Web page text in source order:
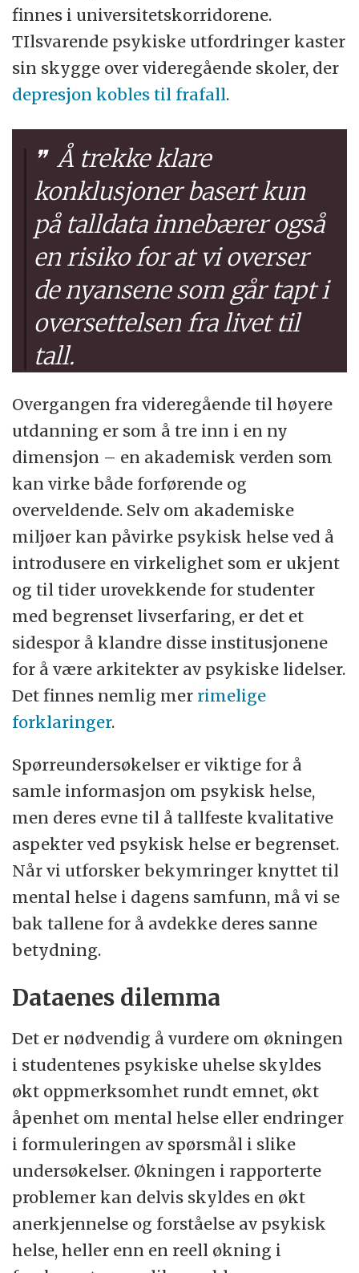
finnes i universitetskorridorene.
TIlsvarende psykiske utfordringer kaster
sin skygge over videregående skoler, der
depresjon kobles til frafall.
Å trekke klare
konklusjoner basert kun
på talldata innebærer også
en risiko for at vi overser
de nyansene som går tapt i
oversettelsen fra livet til
tall.
Overgangen fra videregående til høyere
utdanning er som å tre inn i en ny
dimensjon – en akademisk verden som
kan virke både forførende og
overveldende. Selv om akademiske
miljøer kan påvirke psykisk helse ved å
introdusere en virkelighet som er ukjent
og til tider urovekkende for studenter
med begrenset livserfaring, er det et
sidespor å klandre disse institusjonene
for å være arkitekter av psykiske lidelser.
Det finnes nemlig mer rimelige
forklaringer.
Spørreundersøkelser er viktige for å
samle informasjon om psykisk helse,
men deres evne til å tallfeste kvalitative
aspekter ved psykisk helse er begrenset.
Når vi utforsker bekymringer knyttet til
mental helse i dagens samfunn, må vi se
bak tallene for å avdekke deres sanne
betydning.
Dataenes dilemma
Det er nødvendig å vurdere om økningen
i studentenes psykiske uhelse skyldes
økt oppmerksomhet rundt emnet, økt
åpenhet om mental helse eller endringer
i formuleringen av spørsmål i slike
undersøkelser. Økningen i rapporterte
problemer kan delvis skyldes en økt
anerkjennelse og forståelse av psykisk
helse, heller enn en reell økning i